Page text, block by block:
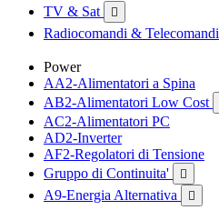
TV & Sat 
Radiocomandi & Telecomandi
Power
AA2-Alimentatori a Spina
AB2-Alimentatori Low Cost
AC2-Alimentatori PC
AD2-Inverter
AF2-Regolatori di Tensione
Gruppo di Continuita'

A9-Energia Alternativa 